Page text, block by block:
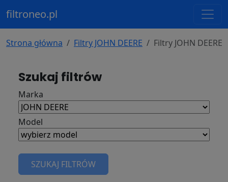
filtroneo.pl
Strona główna Filtry JOHN DEERE Filtry JOHN DEERE
Szukaj filtrów
Marka
Model
SZUKAJ FILTRÓW